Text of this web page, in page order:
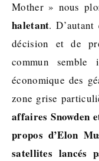
Mother » nous
haletant.
décision et de
commun
économique des
zone grise
affaires Snowden
propos d’Elon
satellites lancés